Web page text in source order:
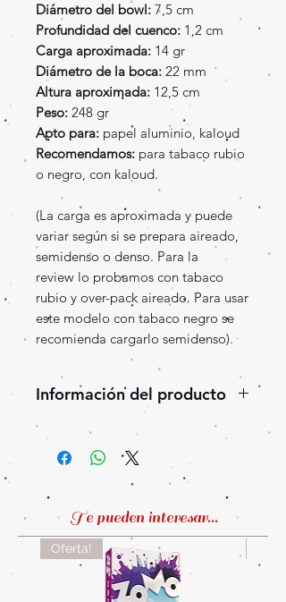
Diámetro del bowl: 7,5 cm
Profundidad del cuenco: 1,2 cm
Carga aproximada: 14 gr
Diámetro de la boca: 22 mm
Altura aproximada: 12,5 cm
Peso: 248 gr
Apto para: papel aluminio, kaloud
Recomendamos: para tabaco rubio
o negro, con kaloud.
(La carga es aproximada y puede
variar según si se prepara aireado,
semidenso o denso. Para la
review lo probamos con tabaco
rubio y over-pack aireado. Para usar
este modelo con tabaco negro se
recomienda cargarlo semidenso).
Información del producto
Llegan de Rusia las
cazoletas Werkbund, modelo
Zeus, hechas a mano en barro
blanco. Es ideal para usar con
Kaloud, aunque también se
puede usar con papel aluminio.
Disponible en las distintas
variantes: Reptil, Blitz, Stardust,
Oferta!
Te pueden interesar...